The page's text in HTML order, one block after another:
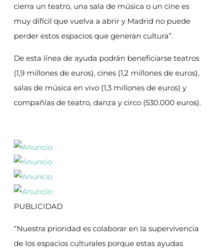
cierra un teatro, una sala de música o un cine es
muy difícil que vuelva a abrir y Madrid no puede
perder estos espacios que generan cultura”.
De esta línea de ayuda podrán beneficiarse teatros
(1,9 millones de euros), cines (1,2 millones de euros),
salas de música en vivo (1,3 millones de euros) y
compañías de teatro, danza y circo (530.000 euros).
PUBLICIDAD
“Nuestra prioridad es colaborar en la supervivencia
de los espacios culturales porque estas ayudas